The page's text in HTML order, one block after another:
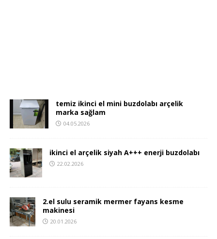
temiz ikinci el mini buzdolabı arçelik
marka sağlam
04.05.2026
ikinci el arçelik siyah A+++ enerji buzdolabı
22.02.2026
2.el sulu seramik mermer fayans kesme
makinesi
20.01.2026